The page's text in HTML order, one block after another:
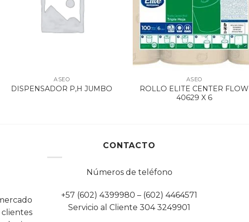
ASEO
DISPENSADOR P,H JUMBO
ASEO
ROLLO ELITE CENTER FLOW
40629 X 6
CONTACTO
Números de teléfono
+57 (602) 4399980 – (602) 4464571
Servicio al Cliente 304 3249901